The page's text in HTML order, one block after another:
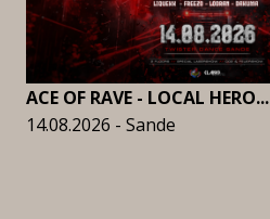
ACE OF RAVE - LOCAL HERO...
14.08.2026 - Sande